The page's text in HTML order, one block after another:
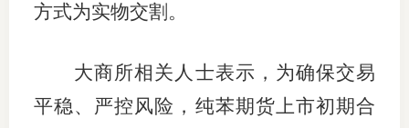
协会治
方式为实物交割。
大商所相关人士表示，为确保交易
平稳、严控风险，纯苯期货上市初期合